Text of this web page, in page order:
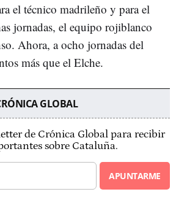
el técnico madrileño y para el
jornadas, el equipo rojiblanco
Ahora, a ocho jornadas del
más que el Elche.
GLOBAL
de Crónica Global para recibir
sobre Cataluña.
APUNTARME